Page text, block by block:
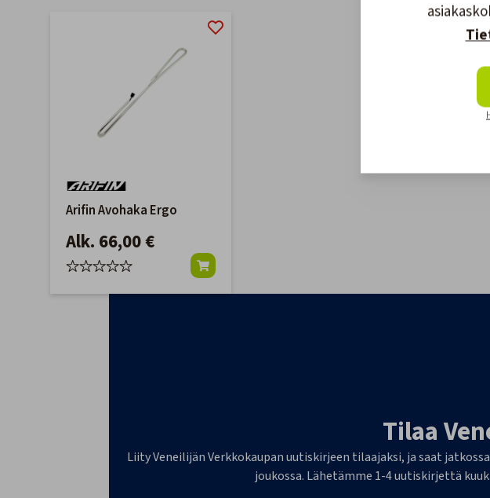
Arifin Avohaka Ergo
Alk. 66,00 €
Tilaa
Liity Veneilijän Verkkokaupan uutiskirjeen tilaajaksi, ja saat
joukossa. Lähetämme 1-4 uutiskirjettä